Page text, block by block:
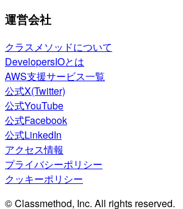
運営会社
クラスメソッドについて
DevelopersIOとは
AWS支援サービス一覧
公式X(Twitter)
公式YouTube
公式Facebook
公式LinkedIn
アクセス情報
プライバシーポリシー
クッキーポリシー
© Classmethod, Inc. All rights reserved.